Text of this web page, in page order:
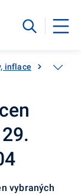
inflace
vybraných